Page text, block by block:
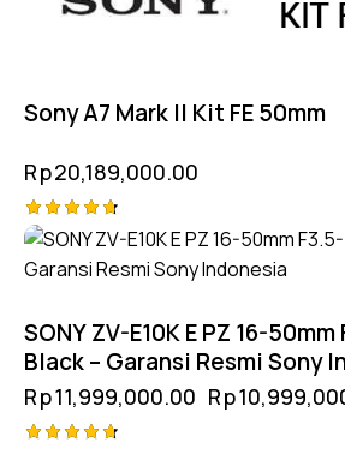
Sony A7 Mark II Kit FE 50mm
Rp20,189,000.00
Rated
out of 5
SONY ZV-E10K E PZ 16-
Black – Garansi Resmi Sony
Rp11,999,000.00 Rp